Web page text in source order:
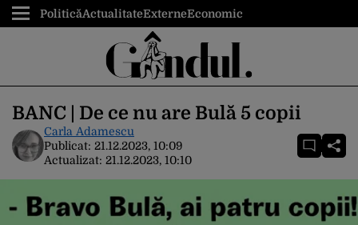
PoliticăActualitateExterneEconomic
BANC | De ce nu are Bulă 5 copii
Carla Adamescu
Publicat: 21.12.2023, 10:09
Actualizat: 21.12.2023, 10:10